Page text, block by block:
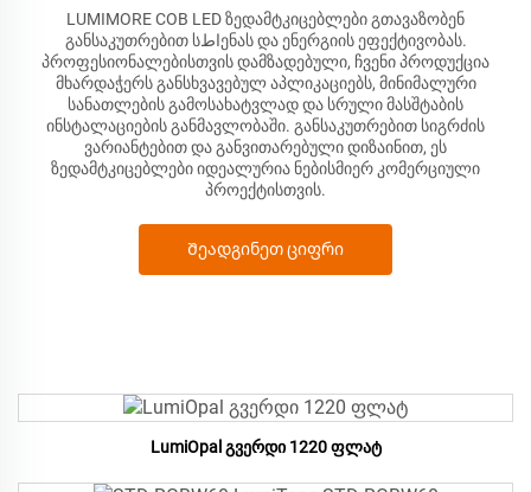
LUMIMORE COB LED ზედამტკიცებლები გთავაზობენ
განსაკუთრებით სاطენას და ენერგიის ეფექტივობას.
პროფესიონალებისთვის დამზადებული, ჩვენი პროდუქცია
მხარდაჭერს განსხვავებულ აპლიკაციებს, მინიმალური
სანათლების გამოსახატვლად და სრული მასშტაბის
ინსტალაციების განმავლობაში. განსაკუთრებით სიგრძის
ვარიანტებით და განვითარებული დიზაინით, ეს
ზედამტკიცებლები იდეალურია ნებისმიერ კომერციული
პროექტისთვის.
Შეადგინეთ ციფრი
LumiOpal გვერდი 1220 ფლატ